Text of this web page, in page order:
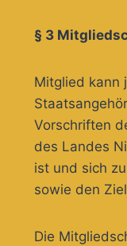
§ 3
Mitglied kann
Vorschriften
des Landes
ist und sich
sowie den
Die